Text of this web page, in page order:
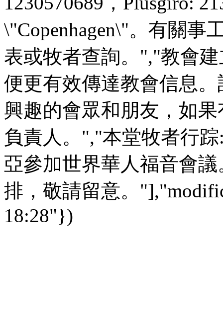
\"Copenhagen\"。有關事
表或牧者查詢。","教會
便更有效傳達教會信息
興趣的會眾和朋友，如
負責人。","本堂牧者行
亞參加世界華人福音會
排，敬請留意。
18:28"})